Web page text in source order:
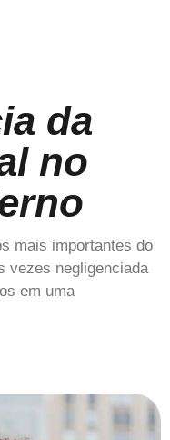
da
no
mais importantes do
vezes negligenciada
em uma